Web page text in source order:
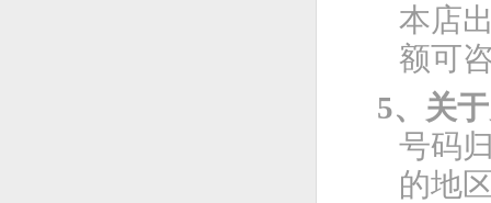
本店
额可
5、关
号码
的地